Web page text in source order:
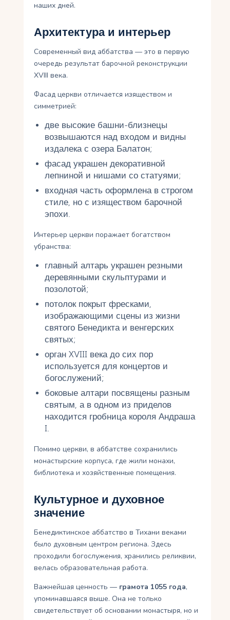
наших дней.
Архитектура и интерьер
Современный вид аббатства — это в первую
очередь результат барочной реконструкции
XVIII века.
Фасад церкви отличается изяществом и
симметрией:
две высокие башни-близнецы
возвышаются над входом и видны
издалека с озера Балатон;
фасад украшен декоративной
лепниной и нишами со статуями;
входная часть оформлена в строгом
стиле, но с изяществом барочной
эпохи.
Интерьер церкви поражает богатством
убранства:
главный алтарь украшен резными
деревянными скульптурами и
позолотой;
потолок покрыт фресками,
изображающими сцены из жизни
святого Бенедикта и венгерских
святых;
орган XVIII века до сих пор
используется для концертов и
богослужений;
боковые алтари посвящены разным
святым, а в одном из приделов
находится гробница короля Андраша
I.
Помимо церкви, в аббатстве сохранились
монастырские корпуса, где жили монахи,
библиотека и хозяйственные помещения.
Культурное и духовное
значение
Бенедиктинское аббатство в Тихани веками
было духовным центром региона. Здесь
проходили богослужения, хранились реликвии,
велась образовательная работа.
Важнейшая ценность — грамота 1055 года,
упоминавшаяся выше. Она не только
свидетельствует об основании монастыря, но и